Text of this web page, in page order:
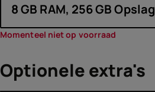
8 GB RAM, 256 GB Opslag
Momenteel niet op voorraad
Optionele extra's